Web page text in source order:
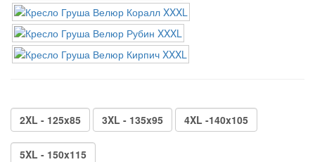
2XL - 125x85 3XL - 135x95 4XL -140x105
5XL - 150x115